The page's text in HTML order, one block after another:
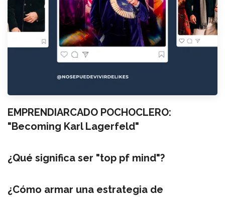
EMPRENDIARCADO POCHOCLERO:
"Becoming Karl Lagerfeld"
¿Qué significa ser "top pf mind"?
¿Cómo armar una estrategia de